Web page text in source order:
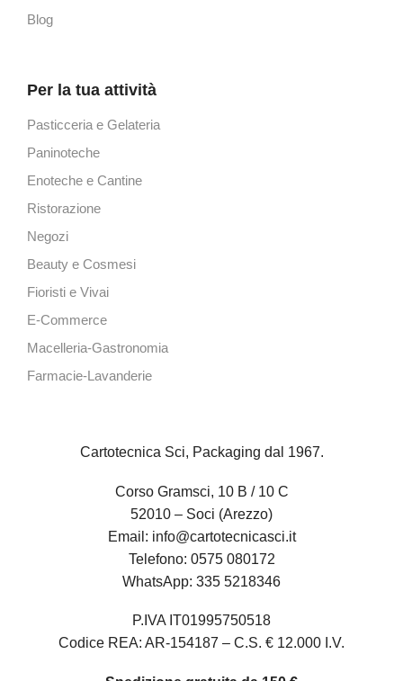
Blog
Per la tua attività
Pasticceria e Gelateria
Paninoteche
Enoteche e Cantine
Ristorazione
Negozi
Beauty e Cosmesi
Fioristi e Vivai
E-Commerce
Macelleria-Gastronomia
Farmacie-Lavanderie
Cartotecnica Sci, Packaging dal 1967.
Corso Gramsci, 10 B / 10 C
52010 – Soci (Arezzo)
Email: info@cartotecnicasci.it
Telefono: 0575 080172
WhatsApp: 335 5218346
P.IVA IT01995750518
Codice REA: AR-154187 – C.S. € 12.000 I.V.